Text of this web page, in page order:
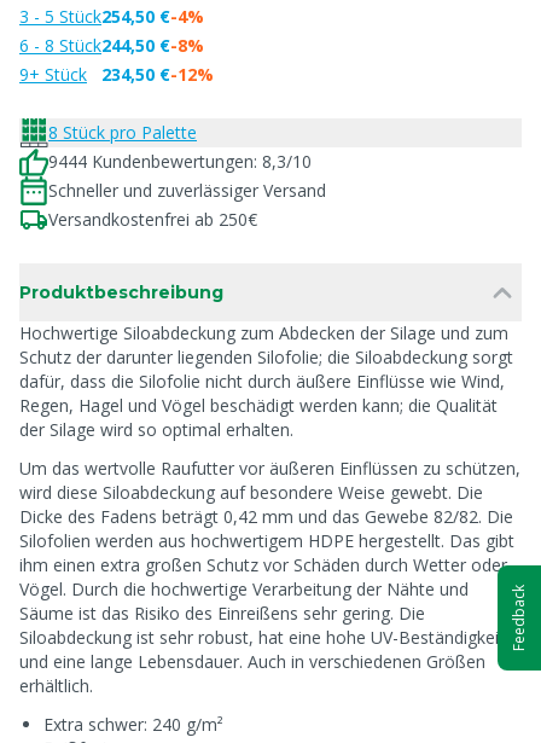
3 - 5 Stück
6 - 8 Stück
9+ Stück
254,50 €
244,50 €
234,50 €
-4%
-8%
-12%
8 Stück pro Palette
9444 Kundenbewertungen: 8,3/10
Schneller und zuverlässiger Versand
Versandkostenfrei ab 250€
Produktbeschreibung
Hochwertige Siloabdeckung zum Abdecken der Silage und zum
Schutz der darunter liegenden Silofolie; die Siloabdeckung sorgt
dafür, dass die Silofolie nicht durch äußere Einflüsse wie Wind,
Regen, Hagel und Vögel beschädigt werden kann; die Qualität
der Silage wird so optimal erhalten.
Um das wertvolle Raufutter vor äußeren Einflüssen zu schützen,
wird diese Siloabdeckung auf besondere Weise gewebt. Die
Dicke des Fadens beträgt 0,42 mm und das Gewebe 82/82. Die
Silofolien werden aus hochwertigem HDPE hergestellt. Das gibt
ihm einen extra großen Schutz vor Schäden durch Wetter oder
Vögel. Durch die hochwertige Verarbeitung der Nähte und
Säume ist das Risiko des Einreißens sehr gering. Die
Siloabdeckung ist sehr robust, hat eine hohe UV-Beständigkeit
und eine lange Lebensdauer. Auch in verschiedenen Größen
erhältlich.
Extra schwer: 240 g/m²
Feedback